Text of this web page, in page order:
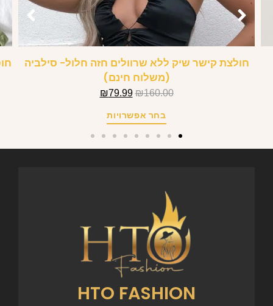
חולצת קישר שיק ללא שרוולים חזה חלול- סילביה
(משלוח חינם)
₪160.00
₪79.99
בחר אפשרויות
HTO FASHION